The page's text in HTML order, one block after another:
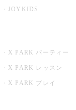
JOYKIDS
X PARK パーティー
X PARK レッスン
X PARK プレイ